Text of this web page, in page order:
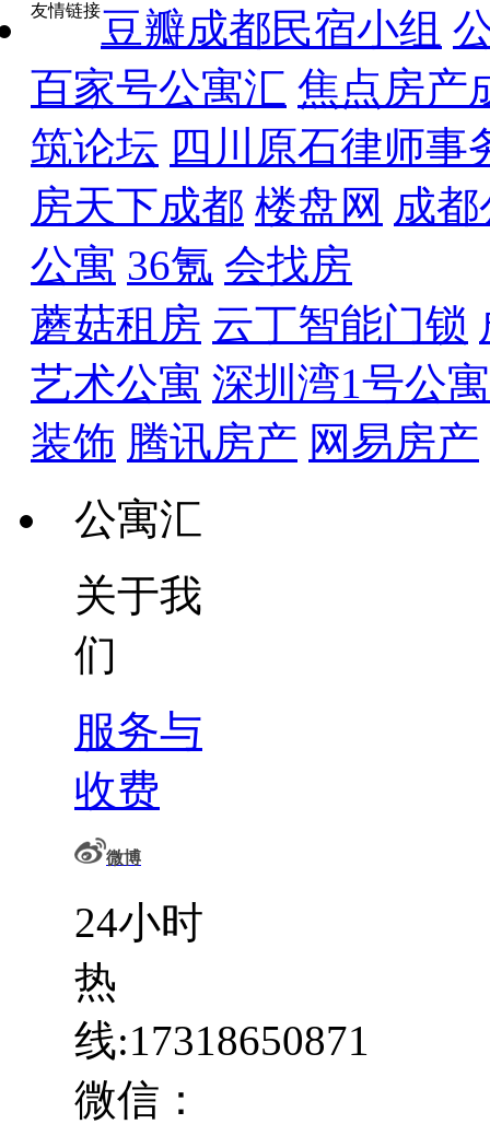
友情链接豆瓣成都民宿小组
百家号公寓汇 焦点房产
筑论坛 四川原石律师事
房天下成都 楼盘网 成
公寓 36氪 会找房
蘑菇租房 云丁智能门锁
艺术公寓 深圳湾1号公寓
装饰 腾讯房产 网易房产
公寓汇
关于我
们
服务与
收费
微博
24小时
热
线:17318650871
微信：